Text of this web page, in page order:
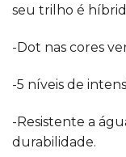
seu trilho é
-Dot nas cores
-5 níveis de
-Resistente a
durabilidade.